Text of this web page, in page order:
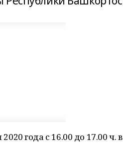
2020 года с 16.00 до 17.00